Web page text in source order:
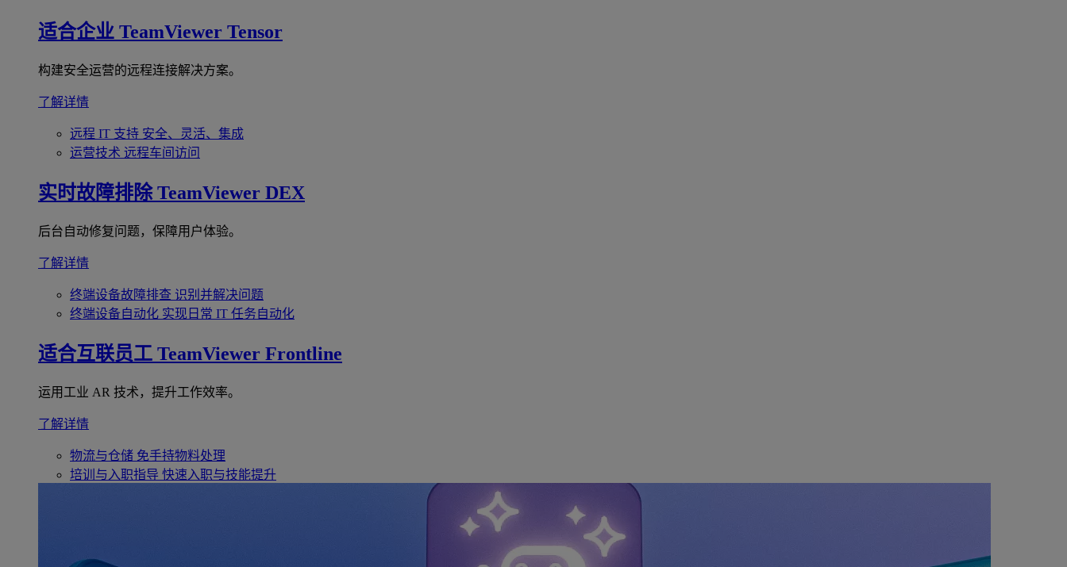
适合企业 TeamViewer Tensor
构建安全运营的远程连接解决方案。
了解详情
远程 IT 支持 安全、灵活、集成
运营技术 远程车间访问
实时故障排除 TeamViewer DEX
后台自动修复问题，保障用户体验。
了解详情
终端设备故障排查 识别并解决问题
终端设备自动化 实现日常 IT 任务自动化
适合互联员工 TeamViewer Frontline
运用工业 AR 技术，提升工作效率。
了解详情
物流与仓储 免手持物料处理
培训与入职指导 快速入职与技能提升